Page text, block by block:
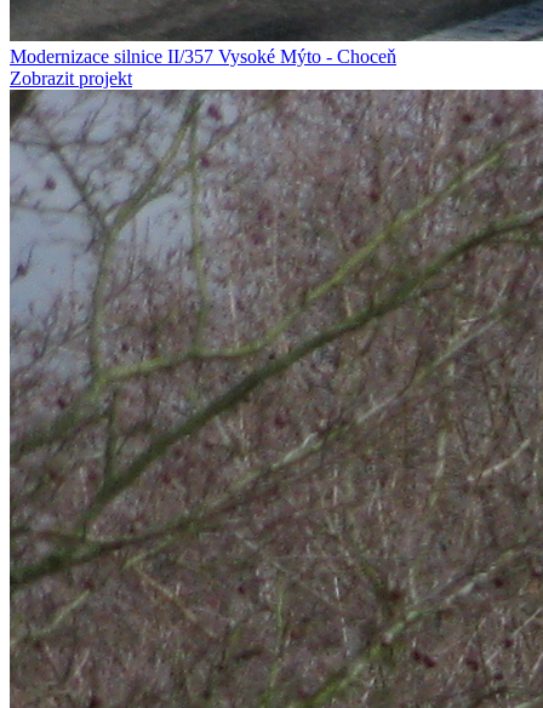
Modernizace silnice II/357 Vysoké Mýto - Choceň
Zobrazit projekt